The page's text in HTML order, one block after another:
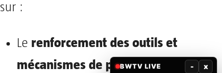
sur :
Le renforcement des outils et
mécanismes de prévention et de
BWTV LIVE - x